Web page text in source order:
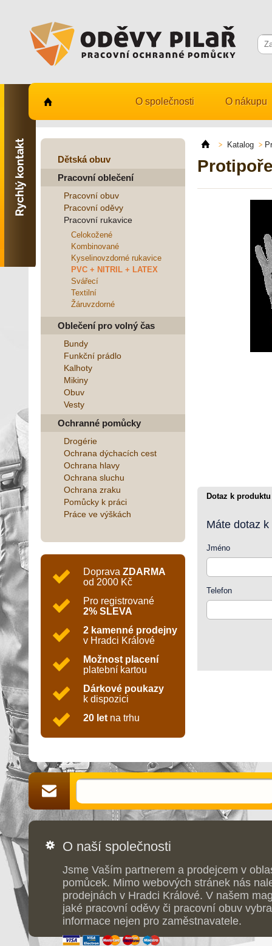
O společnosti O nákupu
Dětská obuv
Pracovní oblečení
Pracovní obuv
Pracovní oděvy
Pracovní rukavice
Celokožené
Kombinované
Kyselinovzdorné rukavice
PVC + NITRIL + LATEX
Svářecí
Textilní
Žáruvzdorné
Oblečení pro volný čas
Bundy
Funkční prádlo
Kalhoty
Mikiny
Obuv
Vesty
Ochranné pomůcky
Drogérie
Ochrana dýchacích cest
Ochrana hlavy
Ochrana sluchu
Ochrana zraku
Pomůcky k práci
Práce ve výškách
Doprava ZDARMA
od 2000 Kč
Pro registrované
2% SLEVA
2 kamenné prodejny
v Hradci Králové
Možnost placení
platební kartou
Dárkové poukazy
k dispozici
20 let na trhu
Katalog
Dotaz k produktu
Máte dotaz
Jméno
Telefon
Kontaktujte nás
731 482 530
info@odevy-pilar.cz
Provozovna:
Hradec Králové
Provozovna:
Stavební 1140, 500 03
Hradec Králové
O naší společnosti
Jsme Vaším partnerem a prodejcem v
pomůcek. Mimo webových stránek nás
prodejnách v Hradci Králové. V našem
jaké pracovní oděvy či pracovní obuv
informace nejen pro zaměstnavatele.